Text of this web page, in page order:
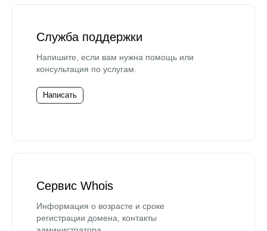
Служба поддержки
Напишите, если вам нужна помощь или
консультация по услугам.
Написать
Сервис Whois
Информация о возрасте и сроке
регистрации домена, контакты